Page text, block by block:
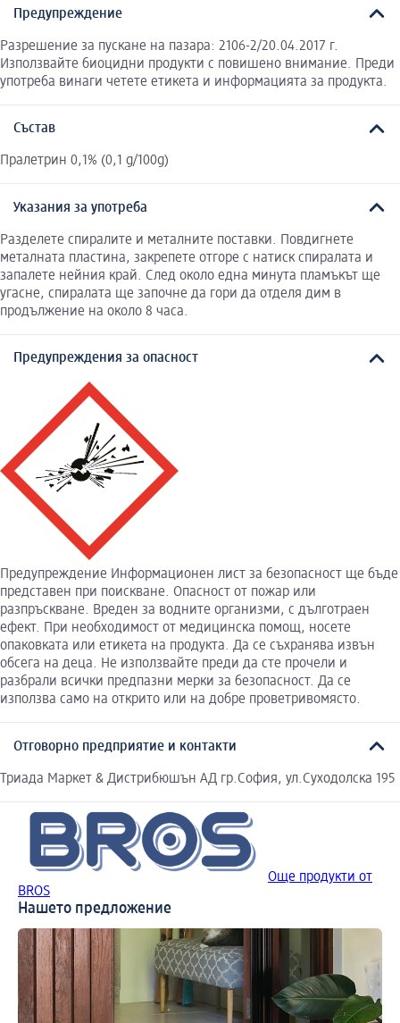
Предупреждение
Разрешение за пускане на пазара: 2106-2/20.04.2017 г.
Използвайте биоцидни продукти с повишено внимание. Преди
употреба винаги четете етикета и информацията за продукта.
Състав
Пралетрин 0,1% (0,1 g/100g)
Указания за употреба
Разделете спиралите и металните поставки. Повдигнете
металната пластина, закрепете отгоре с натиск спиралата и
запалете нейния край. След около една минута пламъкът ще
угасне, спиралата ще започне да гори да отделя дим в
продължение на около 8 часа.
Предупреждения за опасност
Предупреждение Информационен лист за безопасност ще бъде
представен при поискване. Опасност от пожар или
разпръскване. Вреден за водните организми, с дълготраен
ефект. При необходимост от медицинска помощ, носете
опаковката или етикета на продукта. Да се съхранява извън
обсега на деца. Не използвайте преди да сте прочели и
разбрали всички предпазни мерки за безопасност. Да се
използва само на открито или на добре проветривомясто.
Отговорно предприятие и контакти
Триада Маркет & Дистрибюшън АД гр.София, ул.Суходолска 195
Още продукти от
BROS
Нашето предложение